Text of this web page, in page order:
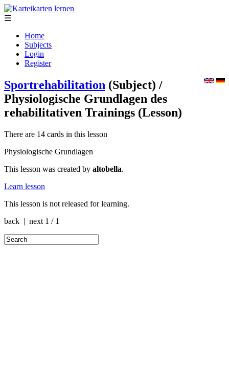
☰
Home
Subjects
Login
Register
Sportrehabilitation (Subject) /
Physiologische Grundlagen des
rehabilitativen Trainings (Lesson)
There are 14 cards in this lesson
Physiologische Grundlagen
This lesson was created by altobella.
Learn lesson
This lesson is not released for learning.
back | next 1 / 1